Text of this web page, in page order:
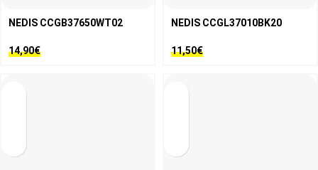
NEDIS CCGB37650WT02
14,90€
NEDIS CCGL37010BK20
11,50€